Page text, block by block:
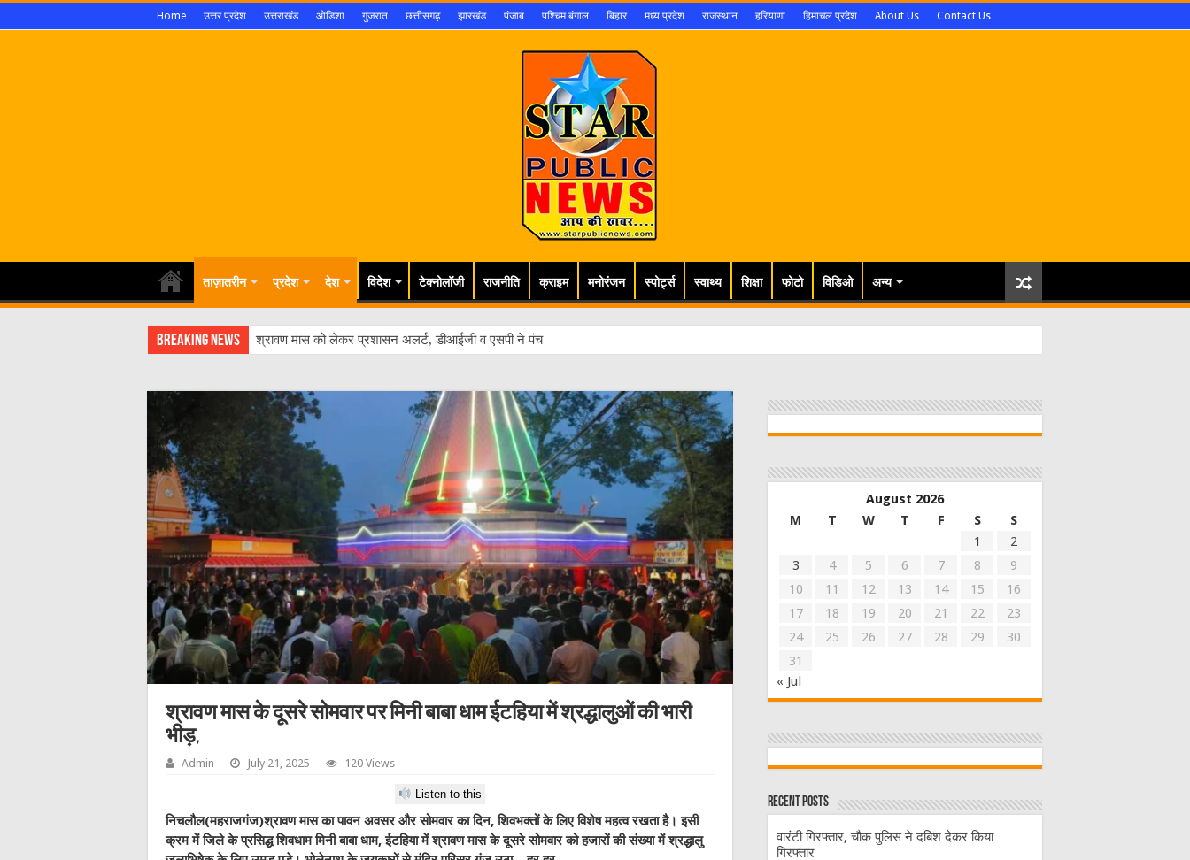
Home उत्तर प्रदेश उत्तराखंड ओडिशा गुजरात छत्तीसगढ़ झारखंड पंजाब पश्चिम बंगाल बिहार मध्य प्रदेश राजस्थान हरियाणा हिमाचल प्रदेश About Us Contact Us
ताज़ातरीन प्रदेश देश विदेश टेक्नोलॉजी राजनीति क्राइम मनोरंजन स्पोर्ट्स स्वाथ्य शिक्षा फोटो विडिओ अन्य
Breaking News
श्रावण मास के दूसरे सोमवार पर मिनी बाबा धाम ईटहिया में श्रद्धालुओं की भारी
भीड़,
Admin July 21, 2025 120 Views
Listen to this
निचलौल(महराजगंज)श्रावण मास का पावन अवसर और सोमवार का दिन, शिवभक्तों के लिए विशेष महत्व रखता है। इसी
क्रम में जिले के प्रसिद्ध शिवधाम मिनी बाबा धाम, ईटहिया में श्रावण मास के दूसरे सोमवार को हजारों की संख्या में श्रद्धालु
August 2026
M
T W T F S
S
1
2
3
4 5 6 7 8
9
10
11 12 13 14 15
16
17
18 19 20 21 22
23
24
25 26 27 28 29
30
31
« Jul
Recent Posts
वारंटी गिरफ्तार, चौक पुलिस ने दबिश देकर किया
गिरफ्तार